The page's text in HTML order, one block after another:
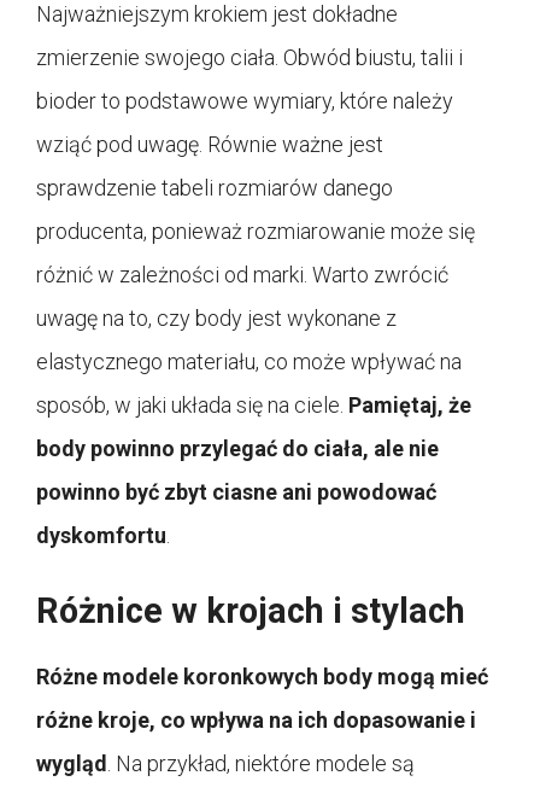
Najważniejszym krokiem jest dokładne
zmierzenie swojego ciała. Obwód biustu, talii i
bioder to podstawowe wymiary, które należy
wziąć pod uwagę. Równie ważne jest
sprawdzenie tabeli rozmiarów danego
producenta, ponieważ rozmiarowanie może się
różnić w zależności od marki. Warto zwrócić
uwagę na to, czy body jest wykonane z
elastycznego materiału, co może wpływać na
sposób, w jaki układa się na ciele. Pamiętaj, że
body powinno przylegać do ciała, ale nie
powinno być zbyt ciasne ani powodować
dyskomfortu.
Różnice w krojach i stylach
Różne modele koronkowych body mogą mieć
różne kroje, co wpływa na ich dopasowanie i
wygląd. Na przykład, niektóre modele są